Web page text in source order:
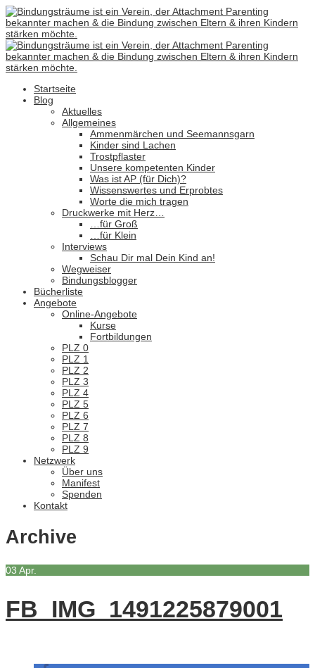
Startseite
Blog
Aktuelles
Allgemeines
Ammenmärchen und Seemannsgarn
Kinder sind Lachen
Trostpflaster
Unsere kompetenten Kinder
Was ist AP (für Dich)?
Wissenswertes und Erprobtes
Worte die mich tragen
Druckwerke mit Herz…
…für Groß
…für Klein
Interviews
Schau Dir mal Dein Kind an!
Wegweiser
Bindungsblogger
Bücherliste
Angebote
Online-Angebote
Kurse
Fortbildungen
PLZ 0
PLZ 1
PLZ 2
PLZ 3
PLZ 4
PLZ 5
PLZ 6
PLZ 7
PLZ 8
PLZ 9
Netzwerk
Über uns
Manifest
Spenden
Kontakt
Archive
03 Apr.
FB_IMG_1491225879001